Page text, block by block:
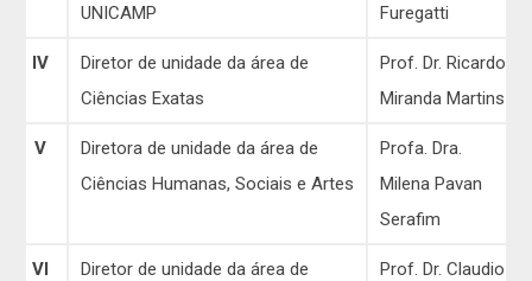
UNICAMP
Furegatti
IV
Diretor de unidade da área de
Ciências Exatas
Prof. Dr. Ricardo
Miranda Martins
V
Diretora de unidade da área de
Ciências Humanas, Sociais e Artes
Profa. Dra.
Milena Pavan
Serafim
VI
Diretor de unidade da área de
Prof. Dr. Claudio